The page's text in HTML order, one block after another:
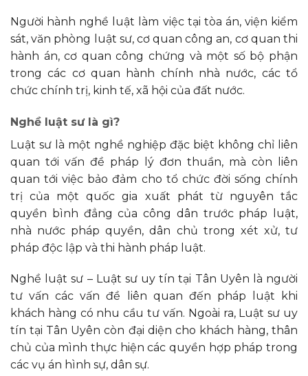
Người hành nghề luật làm việc tại tòa án, viện kiểm
sát, văn phòng luật sư, cơ quan công an, cơ quan thi
hành án, cơ quan công chứng và một số bộ phận
trong các cơ quan hành chính nhà nước, các tổ
chức chính trị, kinh tế, xã hội của đất nước.
Nghề luật sư là gì?
Luật sư là một nghề nghiệp đặc biệt không chỉ liên
quan tới vấn đề pháp lý đơn thuần, mà còn liên
quan tới việc bảo đảm cho tổ chức đời sống chính
trị của một quốc gia xuất phát từ nguyên tắc
quyền bình đẳng của công dân trước pháp luật,
nhà nước pháp quyền, dân chủ trong xét xử, tư
pháp độc lập và thi hành pháp luật.
Nghề luật sư – Luật sư uy tín tại Tân Uyên là người
tư vấn các vấn đề liên quan đến pháp luật khi
khách hàng có nhu cầu tư vấn. Ngoài ra, Luật sư uy
tín tại Tân Uyên còn đại diện cho khách hàng, thân
chủ của mình thực hiện các quyền hợp pháp trong
các vụ án hình sự, dân sự.